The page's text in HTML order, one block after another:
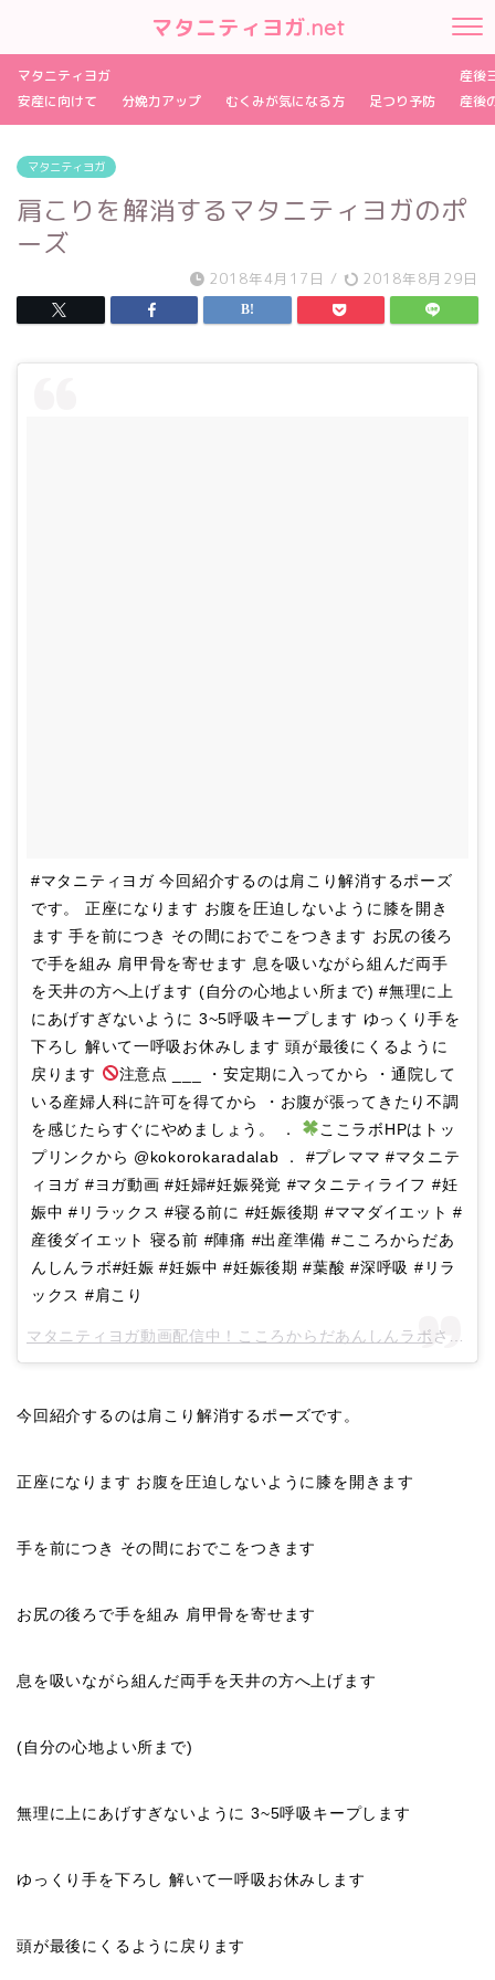
マタニティヨガ.net
マタニティヨガ
安産に向けて
分娩力アップ むくみが気になる方 足つり予防
産後
産後
マタニティヨガ
肩こりを解消するマタニティヨガのポ
ーズ
2018年4月17日 / 2018年8月29日
#マタニティヨガ 今回紹介するのは肩こり解消するポーズ
です。 正座になります お腹を圧迫しないように膝を開き
ます 手を前につき その間におでこをつきます お尻の後ろ
で手を組み 肩甲骨を寄せます 息を吸いながら組んだ両手
を天井の方へ上げます (自分の心地よい所まで) #無理に上
にあげすぎないように 3~5呼吸キープします ゆっくり手を
下ろし 解いて一呼吸お休みします 頭が最後にくるように
戻ります
注意点 ___ ・安定期に入ってから ・通院して
いる産婦人科に許可を得てから ・お腹が張ってきたり不調
を感じたらすぐにやめましょう。 ．
ここラボHPはトッ
プリンクから @kokorokaradalab ． #プレママ #マタニテ
ィヨガ #ヨガ動画 #妊婦#妊娠発覚 #マタニティライフ #妊
娠中 #リラックス #寝る前に #妊娠後期 #ママダイエット #
産後ダイエット 寝る前 #陣痛 #出産準備 #こころからだあ
んしんラボ#妊娠 #妊娠中 #妊娠後期 #葉酸 #深呼吸 #リラ
ックス #肩こり
マタニティヨガ動画配信中！こころからだあんしんラボ さん(@kokorokaradalab)がシェアした投稿 –
今回紹介するのは肩こり解消するポーズです。
正座になります お腹を圧迫しないように膝を開きます
手を前につき その間におでこをつきます
お尻の後ろで手を組み 肩甲骨を寄せます
息を吸いながら組んだ両手を天井の方へ上げます
(自分の心地よい所まで)
無理に上にあげすぎないように 3~5呼吸キープします
ゆっくり手を下ろし 解いて一呼吸お休みします
頭が最後にくるように戻ります